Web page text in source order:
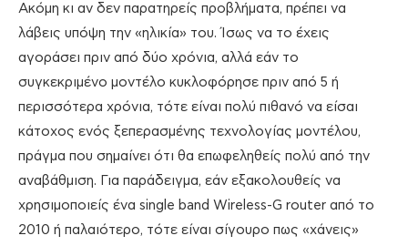
Ακόμη κι αν δεν παρατηρείς προβλήματα, πρέπει να
λάβεις υπόψη την «ηλικία» του. Ίσως να το έχεις
αγοράσει πριν από δύο χρόνια, αλλά εάν το
συγκεκριμένο μοντέλο κυκλοφόρησε πριν από 5 ή
περισσότερα χρόνια, τότε είναι πολύ πιθανό να είσαι
κάτοχος ενός ξεπερασμένης τεχνολογίας μοντέλου,
πράγμα που σημαίνει ότι θα επωφεληθείς πολύ από την
αναβάθμιση. Για παράδειγμα, εάν εξακολουθείς να
χρησιμοποιείς ένα single band Wireless-G router από το
2010 ή παλαιότερο, τότε είναι σίγουρο πως «χάνεις»